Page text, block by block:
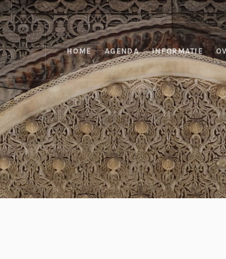
HOME AGENDA INFORMATIE